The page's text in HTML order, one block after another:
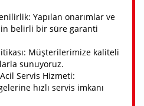
Yapılan onarımlar ve
belirli bir süre garanti
Müşterilerimize kaliteli
sunuyoruz.
Servis Hizmeti:
hızlı servis imkanı